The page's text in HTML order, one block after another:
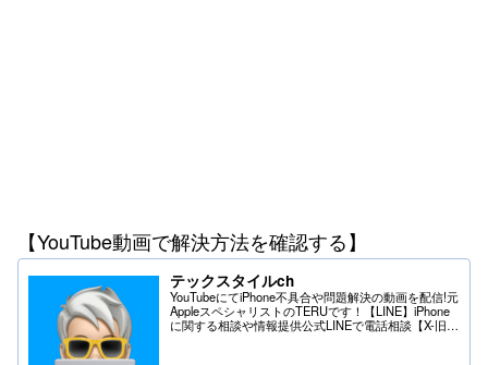
【YouTube動画で解決方法を確認する】
テックスタイルch
YouTubeにてiPhone不具合や問題解決の動画を配信!元
AppleスペシャリストのTERUです！【LINE】iPhone
に関する相談や情報提供公式LINEで電話相談【X-旧